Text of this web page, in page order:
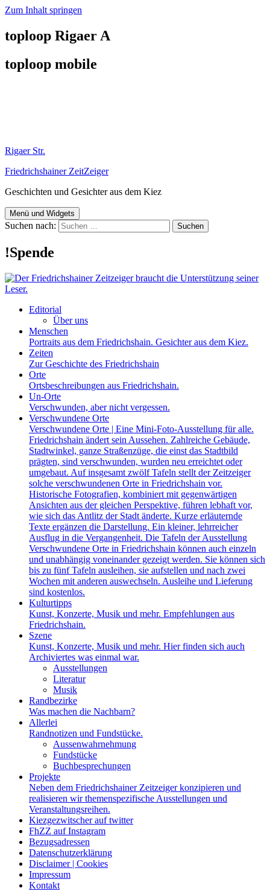
Zum Inhalt springen
toploop Rigaer A
toploop mobile
Rigaer Str.
Friedrichshainer ZeitZeiger
Geschichten und Gesichter aus dem Kiez
Menü und Widgets
Suchen nach:
!Spende
Editorial
Über uns
Menschen
Portraits aus dem Friedrichshain. Gesichter aus dem Kiez.
Zeiten
Zur Geschichte des Friedrichshain
Orte
Ortsbeschreibungen aus Friedrichshain.
Un-Orte
Verschwunden, aber nicht vergessen.
Verschwundene Orte
Verschwundene Orte | Eine Mini-Foto-Ausstellung für alle.
Friedrichshain ändert sein Aussehen. Zahlreiche Gebäude,
Stadtwinkel, ganze Straßenzüge, die einst das Stadtbild
prägten, sind verschwunden, wurden neu erreichtet oder
umgebaut. Auf insgesamt zwölf Tafeln stellt der Zeitzeiger
solche verschwundenen Orte in Friedrichshain vor.
Historische Fotografien, kombiniert mit gegenwärtigen
Ansichten aus der gleichen Perspektive, führen lebhaft vor,
wie sich das Antlitz der Stadt änderte. Kurze erläuternde
Texte ergänzen die Darstellung. Ein kleiner, lehrreicher
Ausflug in die Vergangenheit. Die Tafeln der Ausstellung
Verschwundene Orte in Friedrichshain können auch einzeln
und unabhängig voneinander gezeigt werden. Sie können sich
bis zu fünf Tafeln ausleihen, sie aufstellen und nach zwei
Wochen mit anderen auswechseln. Ausleihe und Lieferung
sind kostenlos.
Kulturtipps
Kunst, Konzerte, Musik und mehr. Empfehlungen aus
Friedrichshain.
Szene
Kunst, Konzerte, Musik und mehr. Hier finden sich auch
Archiviertes was einmal war.
Ausstellungen
Literatur
Musik
Randbezirke
Was machen die Nachbarn?
Allerlei
Randnotizen und Fundstücke.
Aussenwahrnehmung
Fundstücke
Buchbesprechungen
Projekte
Neben dem Friedrichshainer Zeitzeiger konzipieren und
realisieren wir themenspezifische Ausstellungen und
Veranstaltungsreihen.
Kiezgezwitscher auf twitter
FhZZ auf Instagram
Bezugsadressen
Datenschutzerklärung
Disclaimer | Cookies
Impressum
Kontakt